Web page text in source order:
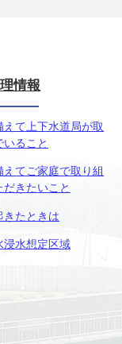
情報
えて上下水道局が取
いること
えてご家庭で取り組
だきたいこと
きたときは
浸水想定区域